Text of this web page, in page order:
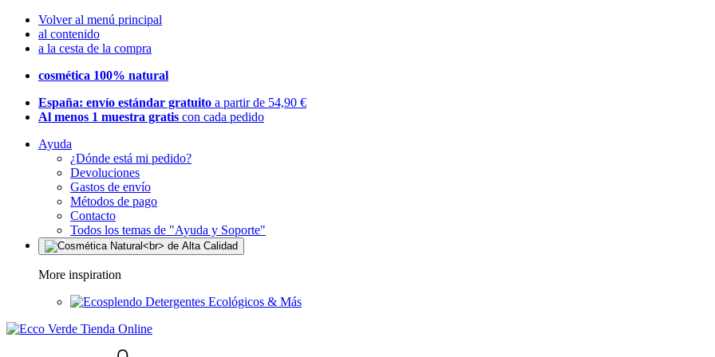
Volver al menú principal
al contenido
a la cesta de la compra
cosmética 100% natural
España: envío estándar gratuito a partir de 54,90 €
Al menos 1 muestra gratis con cada pedido
Ayuda
¿Dónde está mi pedido?
Devoluciones
Gastos de envío
Métodos de pago
Contacto
Todos los temas de "Ayuda y Soporte"
More inspiration
Detergentes Ecológicos & Más